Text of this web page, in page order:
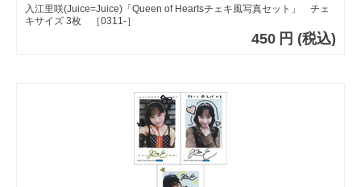
入江里咲(Juice=Juice)「Queen of Heartsチェキ風写真セット」 チェ
キサイズ 3枚 ［0311-］
450 円 (税込)